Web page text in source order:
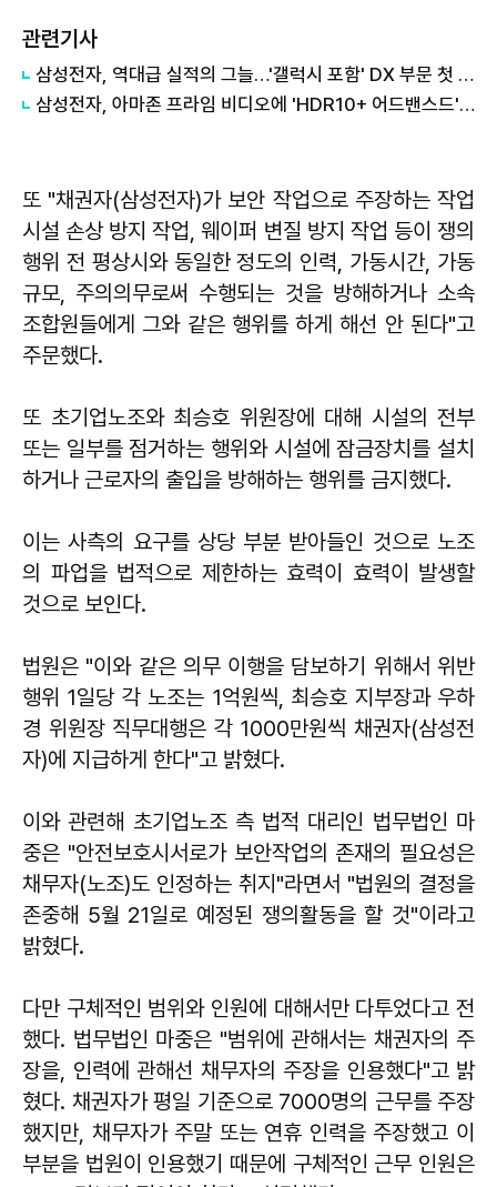
관련기사
삼성전자, 역대급 실적의 그늘…'갤럭시 포함' DX 부문 첫 적자
삼성전자, 아마존 프라임 비디오에 'HDR10+ 어드밴스드' 기술 선보여
또 "채권자(삼성전자)가 보안 작업으로 주장하는 작업
시설 손상 방지 작업, 웨이퍼 변질 방지 작업 등이 쟁의
행위 전 평상시와 동일한 정도의 인력, 가동시간, 가동
규모, 주의의무로써 수행되는 것을 방해하거나 소속
조합원들에게 그와 같은 행위를 하게 해선 안 된다"고
주문했다.
또 초기업노조와 최승호 위원장에 대해 시설의 전부
또는 일부를 점거하는 행위와 시설에 잠금장치를 설치
하거나 근로자의 출입을 방해하는 행위를 금지했다.
이는 사측의 요구를 상당 부분 받아들인 것으로 노조
의 파업을 법적으로 제한하는 효력이 효력이 발생할
것으로 보인다.
법원은 "이와 같은 의무 이행을 담보하기 위해서 위반
행위 1일당 각 노조는 1억원씩, 최승호 지부장과 우하
경 위원장 직무대행은 각 1000만원씩 채권자(삼성전
자)에 지급하게 한다"고 밝혔다.
이와 관련해 초기업노조 측 법적 대리인 법무법인 마
중은 "안전보호시서로가 보안작업의 존재의 필요성은
채무자(노조)도 인정하는 취지"라면서 "법원의 결정을
존중해 5월 21일로 예정된 쟁의활동을 할 것"이라고
밝혔다.
다만 구체적인 범위와 인원에 대해서만 다투었다고 전
했다. 법무법인 마중은 "범위에 관해서는 채권자의 주
장을, 인력에 관해선 채무자의 주장을 인용했다"고 밝
혔다. 채권자가 평일 기준으로 7000명의 근무를 주장
했지만, 채무자가 주말 또는 연휴 인력을 주장했고 이
부분을 법원이 인용했기 때문에 구체적인 근무 인원은